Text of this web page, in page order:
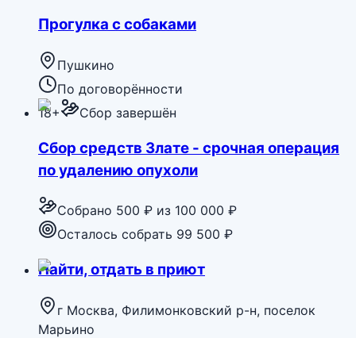
Прогулка с собаками
Пушкино
По договорённости
18+
Сбор завершён
Сбор средств Злате - срочная операция
по удалению опухоли
Собрано 500 ₽ из 100 000 ₽
Осталось собрать 99 500 ₽
Найти, отдать в приют
г Москва, Филимонковский р-н, поселок
Марьино